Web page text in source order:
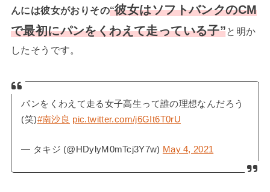
んには彼女がおりその“彼女はソフトバンクのCM
で最初にパンをくわえて走っている子”と明か
したそうです。
パンをくわえて走る女子高生って誰の理想なんだろう
(笑)#南沙良 pic.twitter.com/j6GIt6T0rU
— タキジ (@HDylyM0mTcj3Y7w) May 4, 2021